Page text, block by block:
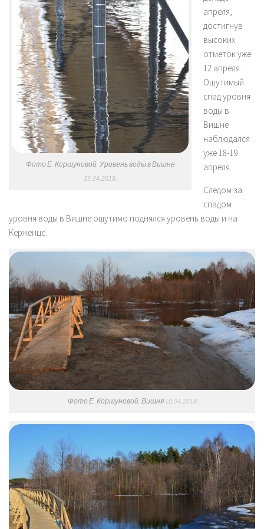
Фото Е. Коршуновой. Уровень воды в Вишне
23.04.2018.
апреля,
достигнув
высоких
отметок уже
12 апреля.
Ошутимый
спад уровня
воды в
Вишне
наблюдался
уже 18-19
апреля.
Следом за
спадом
уровня воды в Вишне ощутимо поднялся уровень воды и на
Керженце.
Фото Е. Коршуновой. Вишня 10.04.2018